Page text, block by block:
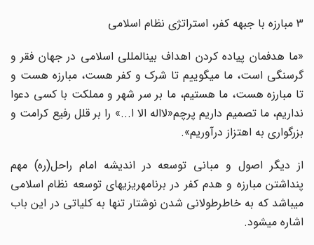
«ما هدفمان پیاده کردن اهداف بینالمللی اسلامی در جهان فقر و
گرسنگی است، ما میگوییم تا شرک و کفر هست، مبارزه هست و
تا مبارزه هست، ما هستیم، ما بر سر شهر و مملکت با کسی دعوا
نداریم، ما تصمیم داریم پرچم«لااله الا ا...» را بر قلل رفیع کرامت و
بزرگواری به اهتزاز درآوریم».
از دیگر اصول و مبانی توسعه در اندیشه امام راحل(ره) مهم
پنداشتن مبارزه و هدم کفر در برنامهریزیهای توسعه نظام اسلامی
میباشد که به خاطرطولانی شدن نوشتار تنها به کلیاتی در این باب
اشاره میشود.